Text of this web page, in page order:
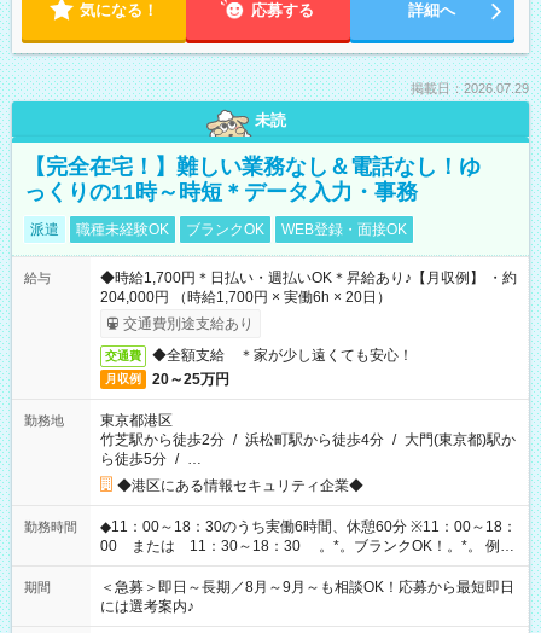
気になる！ 応募する 詳細へ
掲載日：2026.07.29
未読
【完全在宅！】難しい業務なし＆電話なし！ゆ
っくりの11時～時短＊データ入力・事務
派遣 職種未経験OK ブランクOK WEB登録・面接OK
給与
◆時給1,700円＊日払い・週払いOK＊昇給あり♪【月収例】 ・約
204,000円 （時給1,700円 × 実働6h × 20日）
交通費別途支給あり
交通費 ◆全額支給 ＊家が少し遠くても安心！
月収例 20～25万円
勤務地
東京都港区
竹芝駅から徒歩2分 / 浜松町駅から徒歩4分 / 大門(東京都)駅か
ら徒歩5分 / …
◆港区にある情報セキュリティ企業◆
勤務時間
◆11：00～18：30のうち実働6時間、休憩60分 ※11：00～18：
00 または 11：30～18：30 。*。ブランクOK！。*。 例え
ば前職が、 在宅/財団法人/事務/コールセンター/受付/販売/カフェ
スタッフ スイーツ販売/ホテルフロント/化粧品販売/など 様々な
業界から入社して活躍されています♪
期間
＜急募＞即日～長期／8月～9月～も相談OK！応募から最短即日
には選考案内♪